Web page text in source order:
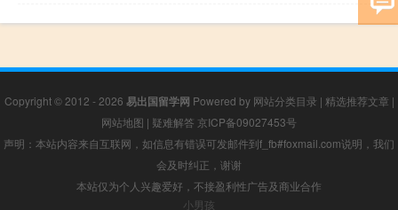
Copyright © 2012 - 2026 易出国留学网 Powered by 网站分类目录 | 精选推荐文章 |
网站地图 | 疑难解答 京ICP备09027453号
声明：本站内容来自互联网，如信息有错误可发邮件到f_fb#foxmail.com说明，我们
会及时纠正，谢谢
本站仅为个人兴趣爱好，不接盈利性广告及商业合作
小男孩